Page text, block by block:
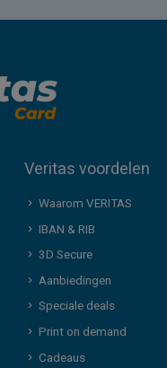
Veritas voordelen
Waarom VERITAS
IBAN & RIB
3D Secure
Aanbiedingen
Speciale deals
Print on demand
Cadeaus